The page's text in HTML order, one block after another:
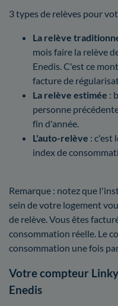
3 types de relèves pour
La relève
mois faire la relève
Enedis. C'est ce
facture de
La relève estimée :
personne
fin d'année.
L'auto-relève : c'est
index de
Remarque : notez que
sein de votre logement
de relève. Vous êtes
consommation réelle. Le
consommation une fois
Votre compteur
Enedis